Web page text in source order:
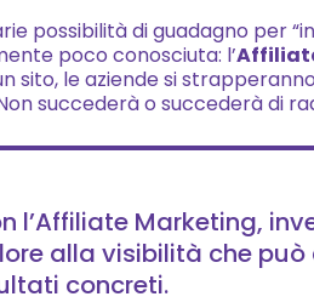
possibilità di guadagno per
poco conosciuta: l’
sito, le aziende si
succederà o succederà di
l’Affiliate Marketing,
alla visibilità che
concreti.